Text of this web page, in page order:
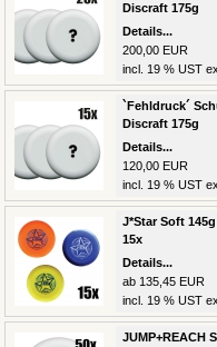
Discraft 175g
Details...
200,00 EUR
incl. 19 % UST
`Fehldruck´
Discraft 175g
Details...
120,00 EUR
incl. 19 % UST
J*Star Soft
15x
Details...
ab 135,45 EUR
incl. 19 % UST
JUMP+REACH